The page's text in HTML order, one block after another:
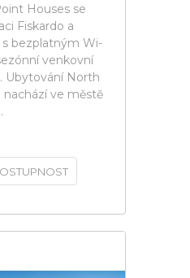
Houses se
Fiskardo a
bezplatným Wi-
venkovní
Ubytování North
nachází ve městě